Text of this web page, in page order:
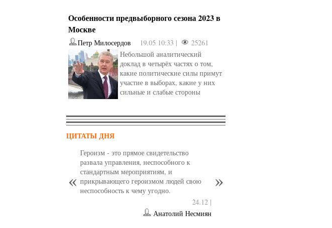
Особенности предвыборного сезона 2023 в
Москве
Петр Милосердов 19.05 10:33 |
25261
Небольшой аналитический
доклад в четырёх частях о том,
какие политические силы примут
участие в выборах, какие у них
сильные и слабые стороны
ЦИТАТЫ ДНЯ
Героизм - это прямое свидетельство
развала управления, неспособного к
стандартным мероприятиям, и
прикрывающего героизмом людей свою
неспособность к чему угодно.
24.12 |
Анатолий Несмиян